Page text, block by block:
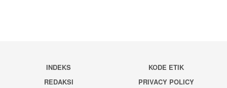
INDEKS
KODE ETIK
REDAKSI
PRIVACY POLICY